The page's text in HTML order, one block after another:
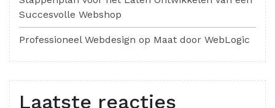
Succesvolle Webshop
Professioneel Webdesign op Maat door WebLogic
Laatste reacties